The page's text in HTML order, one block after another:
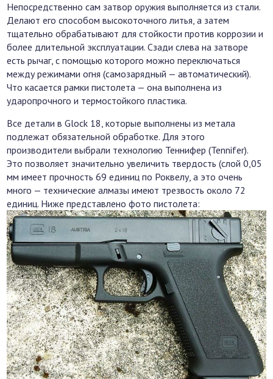
Непосредственно сам затвор оружия выполняется из стали.
Делают его способом высокоточного литья, а затем
тщательно обрабатывают для стойкости против коррозии и
более длительной эксплуатации. Сзади слева на затворе
есть рычаг, с помощью которого можно переключаться
между режимами огня (самозарядный — автоматический).
Что касается рамки пистолета — она выполнена из
ударопрочного и термостойкого пластика.
Все детали в Glock 18, которые выполнены из метала
подлежат обязательной обработке. Для этого
производители выбрали технологию Теннифер (Tennifer).
Это позволяет значительно увеличить твердость (слой 0,05
мм имеет прочность 69 единиц по Роквелу, а это очень
много — технические алмазы имеют трезвость около 72
единиц. Ниже представлено фото пистолета: